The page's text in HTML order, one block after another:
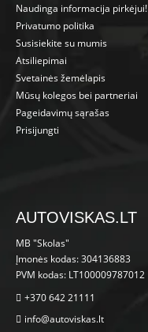
Naudinga informacija pirkėjui!
Privatumo politika
Susisiekite su mumis
Atsiliepimai
Svetainės žemėlapis
Mūsų kolegos bei partneriai
Pageidavimų sąrašas
Prisijungti
AUTOVISKAS.LT
MB "Skolas"
Įmonės kodas: 304136883
PVM kodas: LT100009787012
+370 642 21111
info@autoviskas.lt